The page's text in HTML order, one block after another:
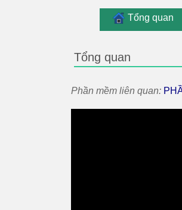
Tổng quan
Tổng quan
Phần mềm liên quan: